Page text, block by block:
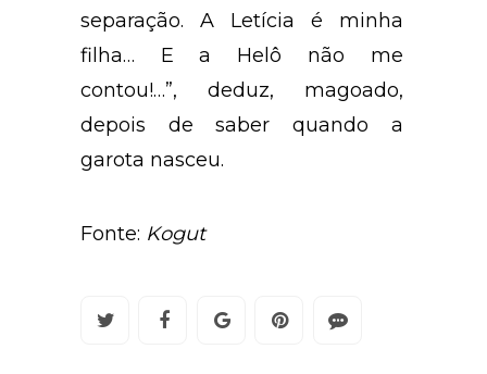
separação. A Letícia é minha
filha… E a Helô não me
contou!…”, deduz, magoado,
depois de saber quando a
garota nasceu.
Fonte: Kogut